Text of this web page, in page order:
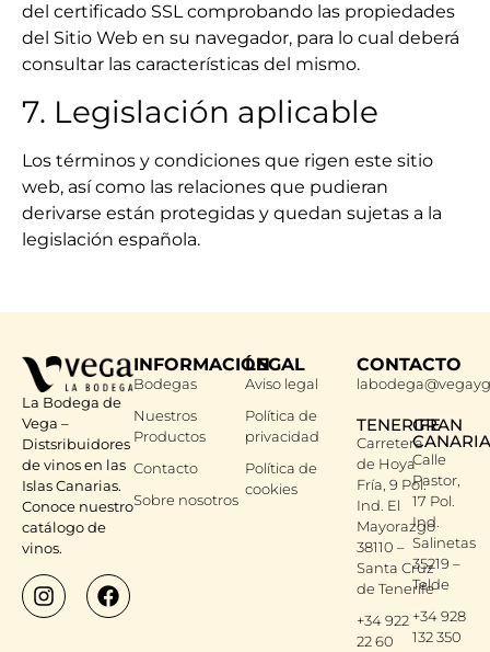
del certificado SSL comprobando las propiedades
del Sitio Web en su navegador, para lo cual deberá
consultar las características del mismo.
7. Legislación aplicable
Los términos y condiciones que rigen este sitio
web, así como las relaciones que pudieran
derivarse están protegidas y quedan sujetas a la
legislación española.
La Bodega de
Vega –
Distsribuidores
de vinos en las
Islas Canarias.
Conoce nuestro
catálogo de
vinos.
INFORMACIÓN
Bodegas
Nuestros
Productos
Contacto
Sobre nosotros
LEGAL
Aviso legal
Política de
privacidad
Política de
cookies
CONTACTO
TENERIFE
Carretera
de Hoya
Fría, 9 Pol.
Ind. El
Mayorazgo
38110 –
Santa Cruz
de Tenerife
+34 922
22 60
GRAN
CANARIA
Calle
Pastor,
17 Pol.
Ind.
Salinetas
35219 –
Telde
+34 928
132 350